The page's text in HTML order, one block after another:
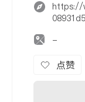
https://
-
点赞